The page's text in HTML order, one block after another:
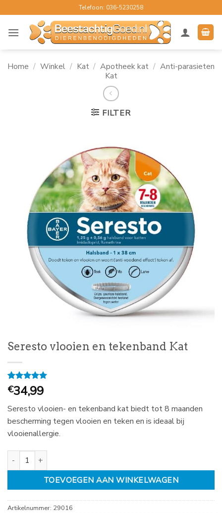
naar
inhoud
Telefoon: 036-5230258
Home / Winkel / Kat / Apotheek kat / Anti-parasieten
Kat
FILTER
Seresto vlooien en tekenband Kat
Gewaardeerd
5op 5
op
1
klantbeoordeling
€34,99
Seresto vlooien- en tekenband kat biedt tot 8 maanden
bescherming tegen vlooien en teken en is ideaal bij
vlooienallergie.
Seresto vlooien en tekenband Kat aantal
TOEVOEGEN AAN WINKELWAGEN
Artikelnummer: 29016